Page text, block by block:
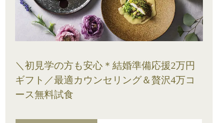
＼初見学の方も安心＊結婚準備応援2万円
ギフト／最適カウンセリング＆贅沢4万コ
ース無料試食